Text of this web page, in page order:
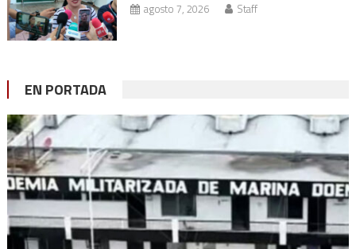
agosto 7, 2026 Staff
EN PORTADA